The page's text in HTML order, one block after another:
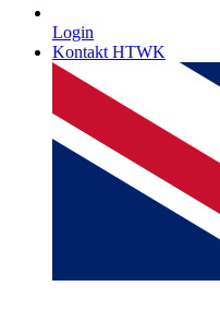
Login
Kontakt HTWK